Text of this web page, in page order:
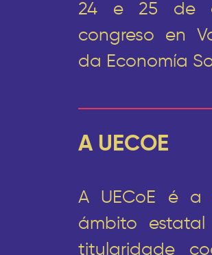
24 e 25 de
congreso en
da Economía
A UECOE
A UECoE é a
ámbito
titularidade